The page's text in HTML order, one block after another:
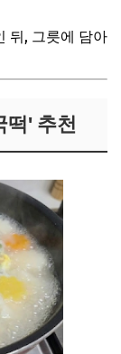
뒤, 그릇에 담아
떡' 추천